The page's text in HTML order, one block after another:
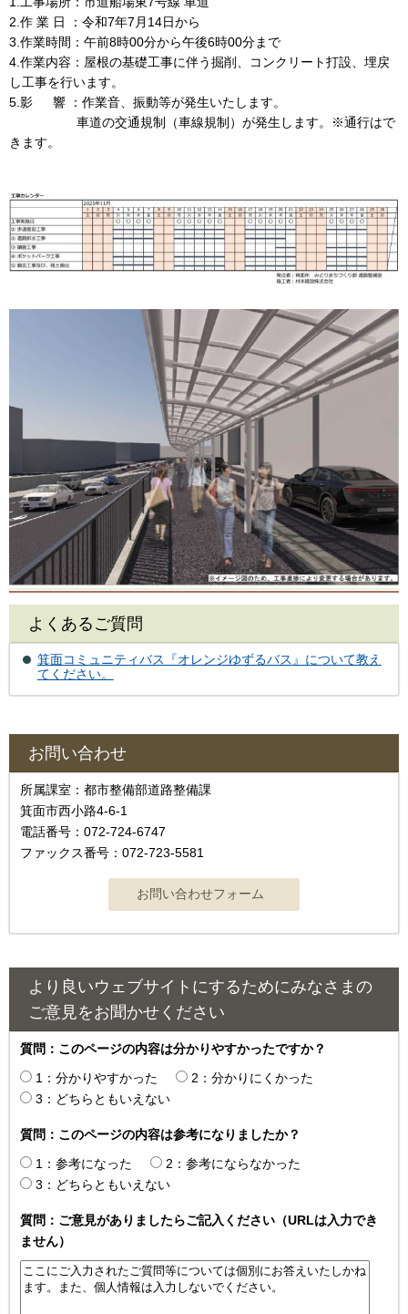
2.作 業 日 ：令和7年7月14日から
3.作業時間：午前8時00分から午後6時00分まで
4.作業内容：屋根の基礎工事に伴う掘削、コンクリート打設、埋戻
し工事を行います。
5.影 響 ：作業音、振動等が発生いたします。
車道の交通規制（車線規制）が発生します。※通行はで
きます。
よくあるご質問
箕面コミュニティバス『オレンジゆずるバス』について教え
てください。
お問い合わせ
所属課室：都市整備部道路整備課
箕面市西小路4-6-1
電話番号：072-724-6747
ファックス番号：072-723-5581
より良いウェブサイトにするためにみなさまの
ご意見をお聞かせください
質問：このページの内容は分かりやすかったですか？
1：分かりやすかった
2：分かりにくかった
3：どちらともいえない
質問：このページの内容は参考になりましたか？
1：参考になった
2：参考にならなかった
3：どちらともいえない
質問：ご意見がありましたらご記入ください（URLは入力でき
ません）